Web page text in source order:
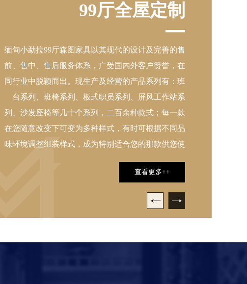
99厅全屋定制
缅甸小勐拉99厅森图家具以其现代的设计及完善的售
前、售中、售后服务体系，广受国内外客户赞誉，在
同行业中脱颖而出。现生产及经营的产品系列有：班
台系列、班椅系列、板式职员系列、屏风工作站系
列、沙发座椅等几十个系列，二百余种款式；每一款
在您随意改变下可变为多种样式，有时可根据不同品
味环境调整组装样式，成为特别适合您的那款供您使
查看更多++